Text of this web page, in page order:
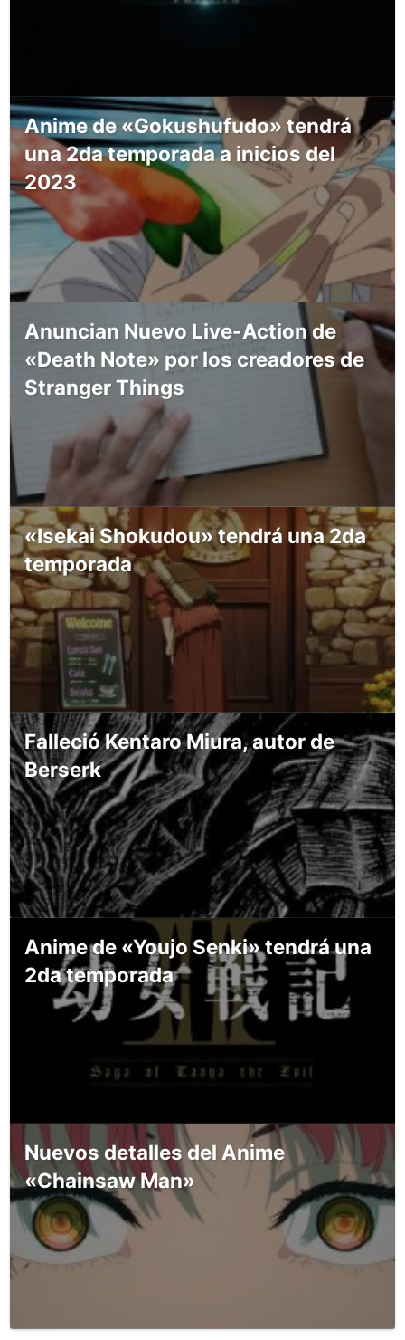
Anime de «Gokushufudo» tendrá
una 2da temporada a inicios del
2023
Anuncian Nuevo Live-Action de
«Death Note» por los creadores de
Stranger Things
«Isekai Shokudou» tendrá una 2da
temporada
Falleció Kentaro Miura, autor de
Berserk
Anime de «Youjo Senki» tendrá una
2da temporada
Nuevos detalles del Anime
«Chainsaw Man»